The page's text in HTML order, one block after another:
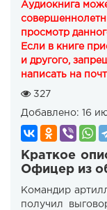
Аудиокнига
просмотр
Если в книге
и другого,
написать на
327
Добавлено: 16
Краткое
Офицер из
Командир
получил